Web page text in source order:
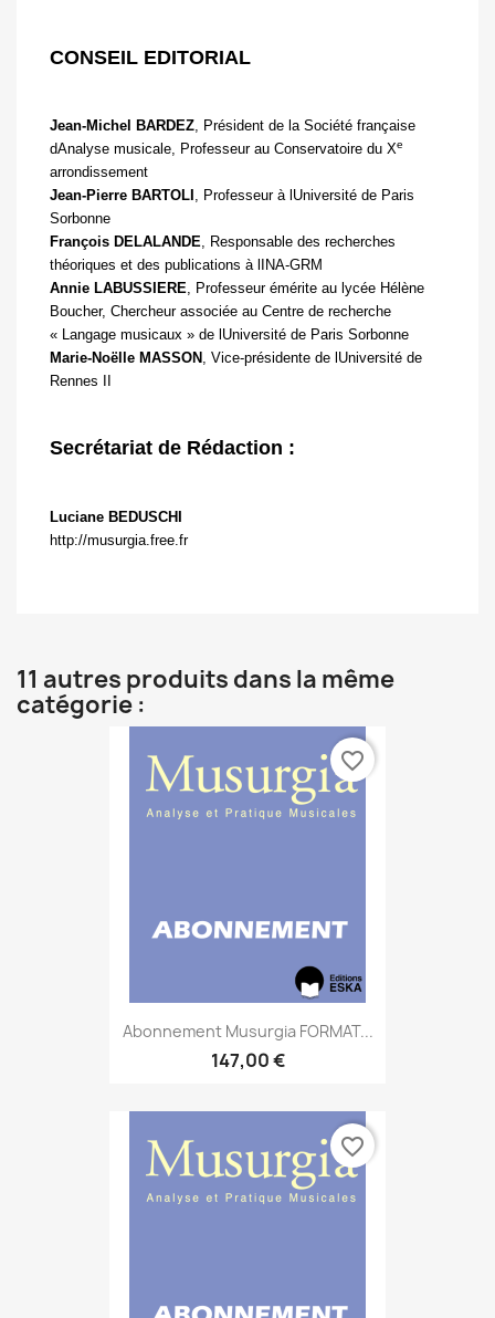
CONSEIL EDITORIAL
Jean-Michel BARDEZ, Président de la Société française
dAnalyse musicale, Professeur au Conservatoire du Xe
arrondissement
Jean-Pierre BARTOLI , Professeur à lUniversité de Paris
Sorbonne
François DELALANDE, Responsable des recherches
théoriques et des publications à lINA-GRM
Annie LABUSSIERE, Professeur émérite au lycée Hélène
Boucher, Chercheur associée au Centre de recherche
« Langage musicaux » de lUniversité de Paris Sorbonne
Marie-Noëlle MASSON , Vice-présidente de lUniversité de
Rennes II
Secrétariat de Rédaction :
Luciane BEDUSCHI
http://musurgia.free.fr
11 autres produits dans la même
catégorie :
Abonnement Musurgia FORMAT...
147,00 €
favorite_border
favorite_border